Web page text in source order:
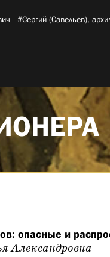
#Сергий (Савельев),
опасные и
Александровна